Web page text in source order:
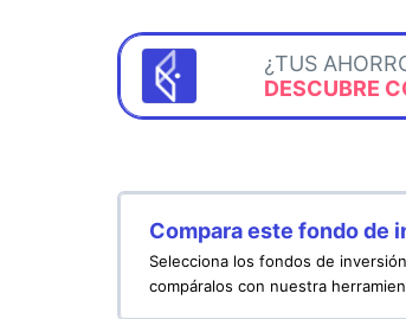
¿TUS
DESCUBRE
Compara este fondo de
Selecciona los fondos de
compáralos con nuestra